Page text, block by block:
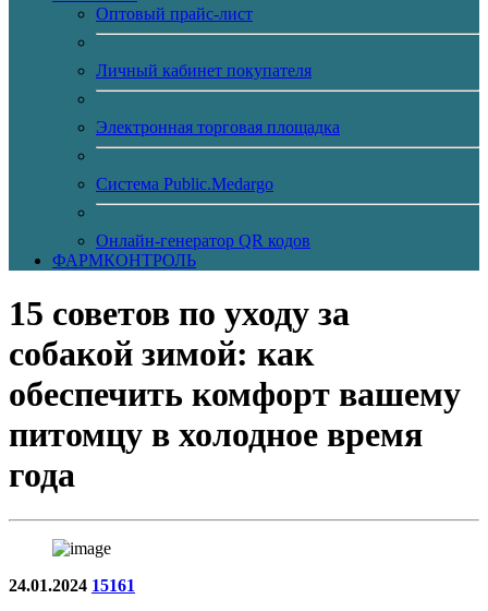
Оптовый прайс-лист
Личный кабинет покупателя
Электронная торговая площадка
Система Public.Medargo
Онлайн-генератор QR кодов
ФАРМКОНТРОЛЬ
15 советов по уходу за
собакой зимой: как
обеспечить комфорт вашему
питомцу в холодное время
года
24.01.2024 15161